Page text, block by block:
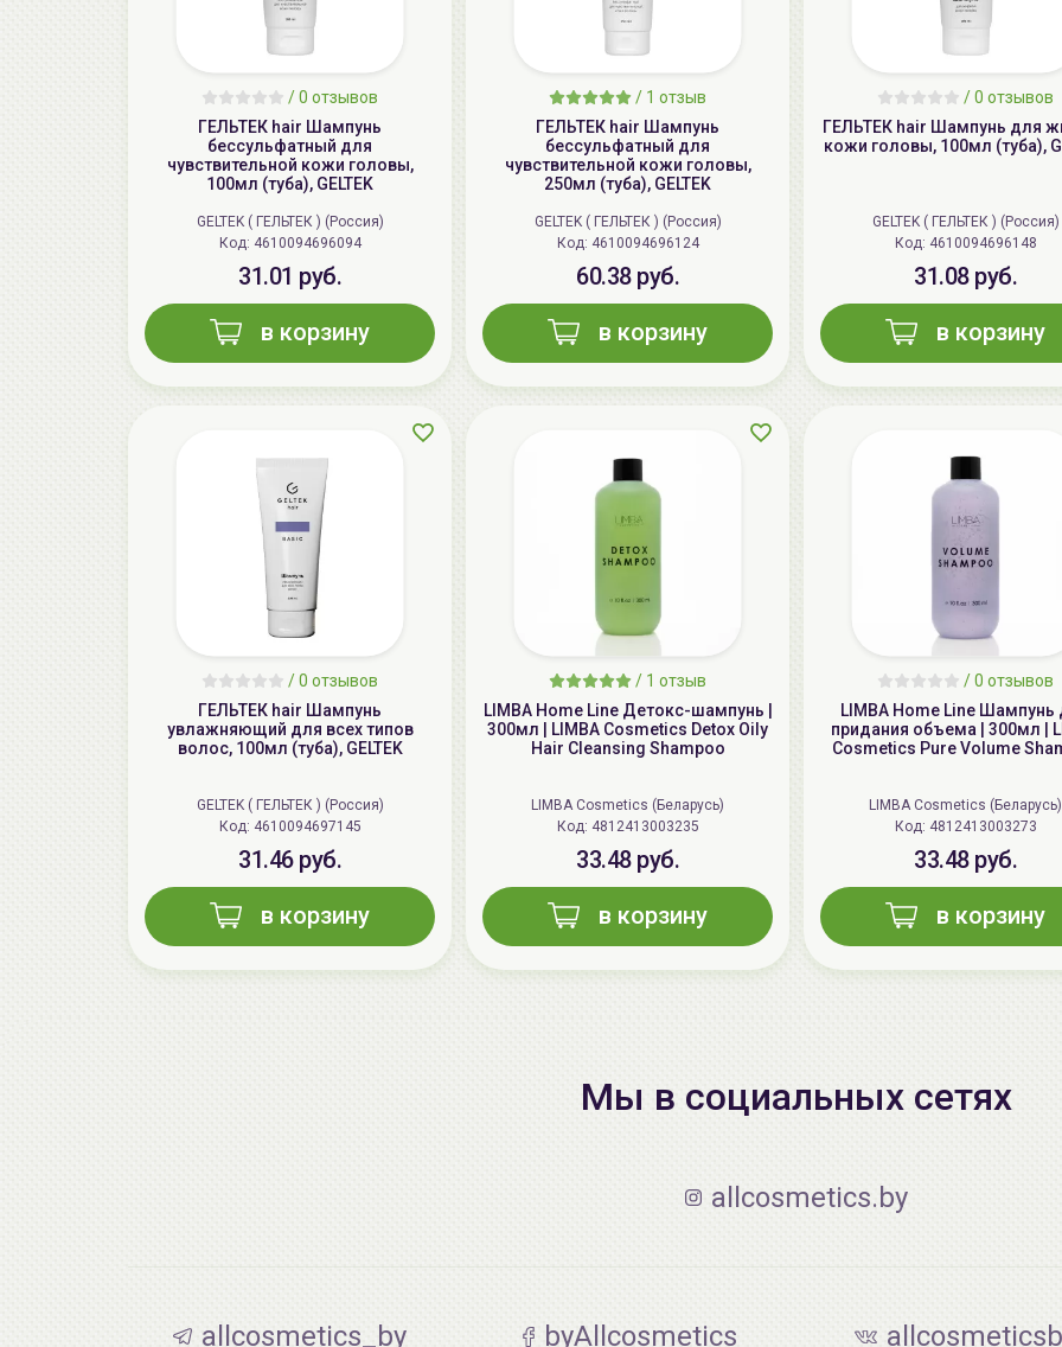
/0 отзывов
ГЕЛЬТЕК hair Шампунь
бессульфатный для
чувствительной кожи головы,
100мл (туба), GELTEK
GELTEK ( ГЕЛЬТЕК ) (Россия)
Код: 4610094696094
31.01 руб.
в корзину
/ 1 отзыв
ГЕЛЬТЕК hair Шампунь
бессульфатный для
чувствительной кожи головы,
250мл (туба), GELTEK
GELTEK ( ГЕЛЬТЕК ) (Россия)
Код: 4610094696124
60.38 руб.
в корзину
/0 отзывов
ГЕЛЬТЕК hair Шампунь для
кожи головы, 100мл (туба),
GELTEK ( ГЕЛЬТЕК ) (Россия)
Код: 4610094696148
31.08 руб.
в корзину
/0 отзывов
ГЕЛЬТЕК hair Шампунь
увлажняющий для всех типов
волос, 100мл (туба), GELTEK
GELTEK ( ГЕЛЬТЕК ) (Россия)
Код: 4610094697145
31.46 руб.
в корзину
/ 1 отзыв
LIMBA Home Line Детокс-шампунь |
300мл | LIMBA Cosmetics Detox Oily
Hair Cleansing Shampoo
LIMBA Cosmetics (Беларусь)
Код: 4812413003235
33.48 руб.
в корзину
/0 отзывов
LIMBA Home Line Шампунь
придания объема | 300мл |
Cosmetics Pure Volume
LIMBA Cosmetics (Беларусь)
Код: 4812413003273
33.48 руб.
в корзину
Мы в социальных сетях
allcosmetics.by
allcosmetics_by byAllcosmetics